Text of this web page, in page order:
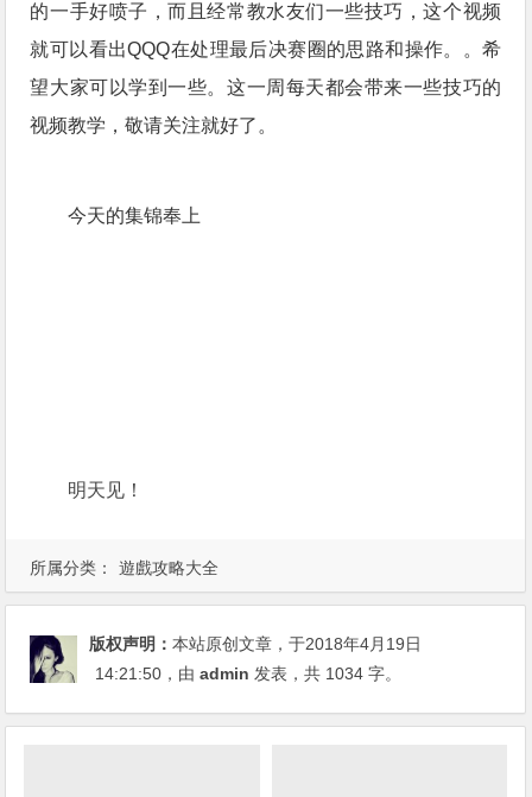
所属分类： 遊戲攻略大全
的一手好喷子，而且经常教水友们一些技巧，这个视频
就可以看出QQQ在处理最后决赛圈的思路和操作。。希
望大家可以学到一些。这一周每天都会带来一些技巧的
视频教学，敬请关注就好了。
今天的集锦奉上
明天见！
版权声明：本站原创文章，于2018年4月19日
14:21:50 ，由admin 发表，共 1034 字。